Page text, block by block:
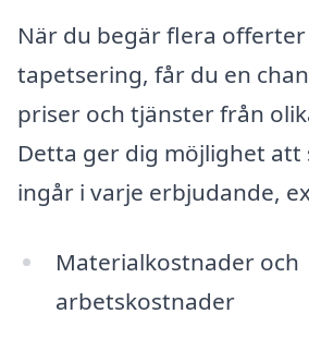
När du begär flera
tapetsering, får du en
priser och tjänster från
Detta ger dig möjlighet att
ingår i varje erbjudande,
Materialkostnader och
arbetskostnader